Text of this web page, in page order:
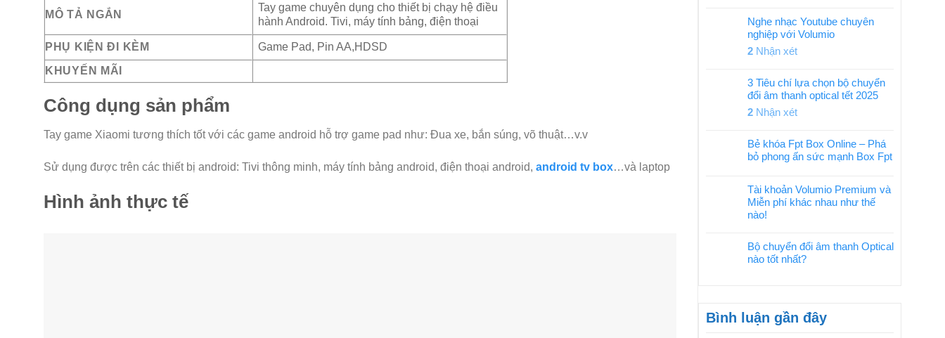
MÔ TẢ NGẮN
Tay game chuyên dụng cho thiết bị chạy hệ điều
hành Android. Tivi, máy tính bảng, điện thoại
PHỤ KIỆN ĐI KÈM
Game Pad, Pin AA,HDSD
KHUYẾN MÃI
Công dụng sản phẩm
Tay game Xiaomi tương thích tốt với các game android hỗ trợ game pad như: Đua xe, bắn súng, võ thuật…v.v
Sử dụng được trên các thiết bị android: Tivi thông minh, máy tính bảng android, điện thoại android, android tv box…và laptop
Hình ảnh thực tế
Nghe nhạc Youtube chuyên
nghiệp với Volumio
2 Nhận xét
3 Tiêu chí lựa chọn bộ chuyển
đổi âm thanh optical tết 2025
2 Nhận xét
Bẻ khóa Fpt Box Online – Phá
bỏ phong ấn sức mạnh Box Fpt
Tài khoản Volumio Premium và
Miễn phí khác nhau như thế
nào!
Bộ chuyển đổi âm thanh Optical
nào tốt nhất?
Bình luận gần đây